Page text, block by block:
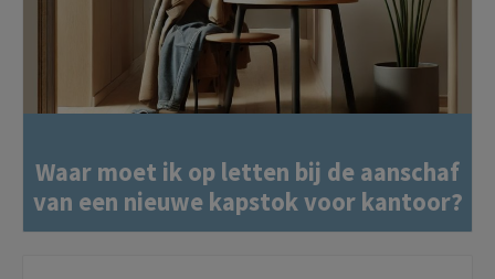
Waar moet ik op letten bij de aanschaf
van een nieuwe kapstok voor kantoor?